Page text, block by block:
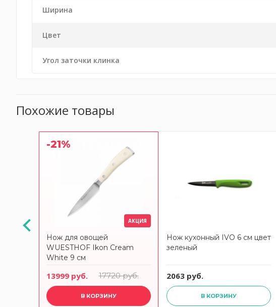
Ширина
Цвет
Угол заточки клинка
Похожие товары
-21%
АКЦИЯ
Нож для овощей
WUESTHOF Ikon Cream
White 9 см
13999 руб. 17720 руб.
В КОРЗИНУ
Нож кухонный IVO 6 см цвет
зеленый
2063 руб.
В КОРЗИНУ